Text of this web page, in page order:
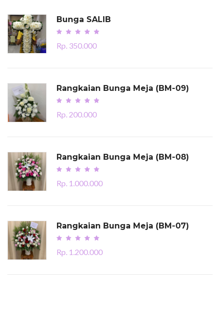
Bunga SALIB
Rp. 350.000
Rangkaian Bunga Meja (BM-09)
Rp. 200.000
Rangkaian Bunga Meja (BM-08)
Rp. 1.000.000
Rangkaian Bunga Meja (BM-07)
Rp. 1.200.000